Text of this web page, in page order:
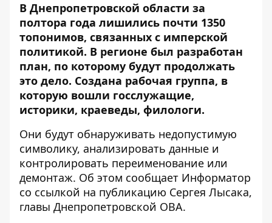
В Днепропетровской области за
полтора года лишились почти 1350
топонимов, связанных с имперской
политикой. В регионе был разработан
план, по которому будут продолжать
это дело. Создана рабочая группа, в
которую вошли госслужащие,
историки, краеведы, филологи.
Они будут обнаруживать недопустимую
символику, анализировать данные и
контролировать переименование или
демонтаж. Об этом сообщает Информатор
со ссылкой на публикацию Сергея Лысака,
главы Днепропетровской ОВА.